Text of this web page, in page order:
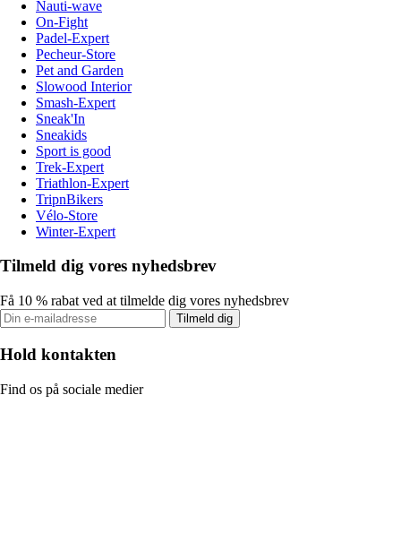
Nauti-wave
On-Fight
Padel-Expert
Pecheur-Store
Pet and Garden
Slowood Interior
Smash-Expert
Sneak'In
Sneakids
Sport is good
Trek-Expert
Triathlon-Expert
TripnBikers
Vélo-Store
Winter-Expert
Tilmeld dig vores nyhedsbrev
Få 10 % rabat ved at tilmelde dig vores nyhedsbrev
Tilmeld dig
Hold kontakten
Find os på sociale medier